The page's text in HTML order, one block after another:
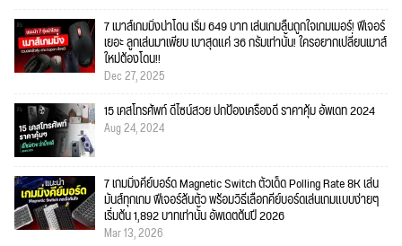
7 เมาส์เกมมิ่งน่าโดน เริ่ม 649 บาท เล่นเกมลื่นถูกใจเกมเมอร์! ฟีเจอร์
เยอะ ลูกเล่นมาเพียบ เบาสุดแค่ 36 กรัมเท่านั้น! ใครอยากเปลี่ยนเมาส์
ใหม่ต้องโดน!!
Dec 27, 2025
15 เคสโทรศัพท์ ดีไซน์สวย ปกป้องเครื่องดี ราคาคุ้ม อัพเดท 2024
Aug 24, 2024
7 เกมมิ่งคีย์บอร์ด Magnetic Switch ตัวเด็ด Polling Rate 8K เล่น
มันส์ทุกเกม ฟีเจอร์ล้นตัว พร้อมวิธีเลือกคีย์บอร์ดเล่นเกมแบบง่ายๆ
เริ่มต้น 1,892 บาทเท่านั้น อัพเดตต้นปี 2026
Mar 13, 2026